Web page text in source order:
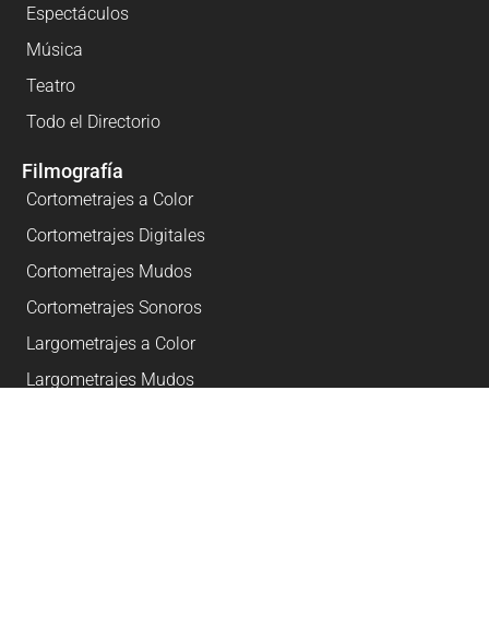
Espectáculos
Música
Teatro
Todo el Directorio
Filmografía
Cortometrajes a Color
Cortometrajes Digitales
Cortometrajes Mudos
Cortometrajes Sonoros
Largometrajes a Color
Largometrajes Mudos